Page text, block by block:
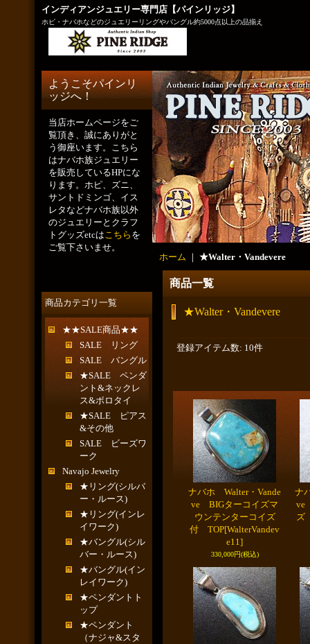
インディアンジュエリー専門店【パインリッジ】
ホピ・ナバホなどのジュエリーリングやバングル約5000点以上の品揃え
ようこそパインリ
ッジへ！
当店ホームページをご
覧頂き、誠にありがと
う御座います。こちら
はナバホ族ジュエリー
を販売しているHPにな
ります。ホピ、ズニ、
サントドミンゴ、イス
レタなどナバホ族以外
のジュエリーとクラフ
トグッズetcはこちら を
ご覧下さいませ。
商品カテゴリ一覧
★★SALE商品★★
SALE リング
SALE バングル
★SALE ペンダ
ント&ネックレ
ス&ボロタイ
★SALE ピアス
&その他
SALE ビーズワ
ーク
Navajo Jewelry
★リング(シルバ
ー・ルース)
★リング(インレ
イワーク)
★バングル(シル
バー・ルース)
★バングル(イン
レイワーク)
★ペンダントト
ップ
★ペンダント
（ナジャ&スタ
ホーム ｜ ★Walter・Vandevere
商品一覧
★Walter・Vandevere
登録アイテム数: 10件
ナバホ Walter・Vande
ve BIGターコイズマ
ウンテンターコイズ
付 TOP[WalterVandev
e11]
330,000円(税込)
ナ
ve
ズ